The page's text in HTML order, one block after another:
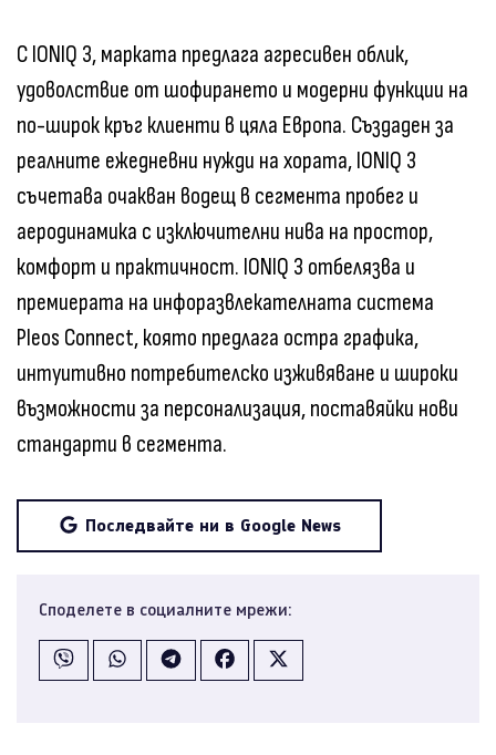
С IONIQ 3, марката предлага агресивен облик,
удоволствие от шофирането и модерни функции на
по-широк кръг клиенти в цяла Европа. Създаден за
реалните ежедневни нужди на хората, IONIQ 3
съчетава очакван водещ в сегмента пробег и
аеродинамика с изключителни нива на простор,
комфорт и практичност. IONIQ 3 отбелязва и
премиерата на инфоразвлекателната система
Pleos Connect, която предлага остра графика,
интуитивно потребителско изживяване и широки
възможности за персонализация, поставяйки нови
стандарти в сегмента.
Последвайте ни в Google News
Споделете в социалните мрежи: